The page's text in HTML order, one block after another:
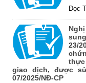
Đọc
23/
giao dịch, được
07/2025/NĐ-CP